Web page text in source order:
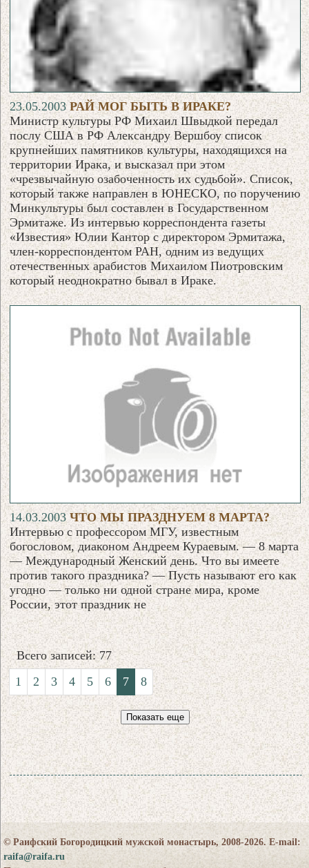
23.05.2003РАЙ МОГ БЫТЬ В ИРАКЕ?
Министр культуры РФ Михаил Швыдкой передал
послу США в РФ Александру Вершбоу список
крупнейших памятников культуры, находящихся на
территории Ирака, и высказал при этом
«чрезвычайную озабоченность их судьбой». Список,
который также направлен в ЮНЕСКО, по поручению
Минкультуры был составлен в Государственном
Эрмитаже. Из интервью корреспондента газеты
«Известия» Юлии Кантор с директором Эрмитажа,
член-корреспондентом РАН, одним из ведущих
отечественных арабистов Михаилом Пиотровским
который неоднократно бывал в Ираке.
14.03.2003ЧТО МЫ ПРАЗДНУЕМ 8 МАРТА?
Интервью с профессором МГУ, известным
богословом, диаконом Андреем Кураевым. — 8 марта
— Международный Женский день. Что вы имеете
против такого праздника? — Пусть называют его как
угодно — только ни одной стране мира, кроме
России, этот праздник не
Всего записей: 77
1
2 3 4 5 6 7 8
Показать еще
© Раифский Богородицкий мужской монастырь, 2008-2026. E-mail:
raifa@raifa.ru